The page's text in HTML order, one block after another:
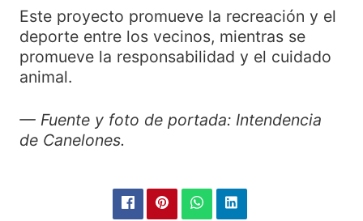
Este proyecto promueve la recreación y el
deporte entre los vecinos, mientras se
promueve la responsabilidad y el cuidado
animal.
— Fuente y foto de portada: Intendencia
de Canelones.